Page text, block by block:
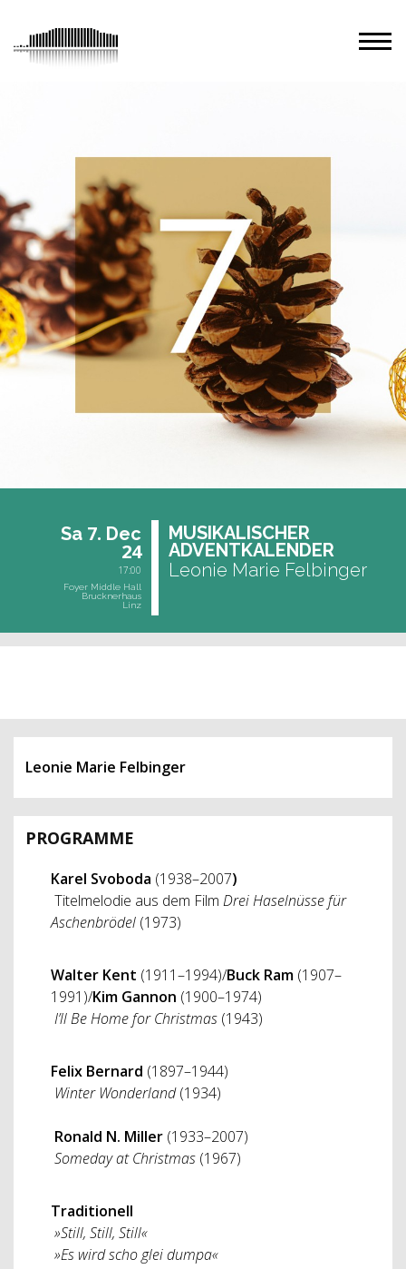
Sa 7. Dec
24
17:00
Foyer Middle Hall
Brucknerhaus
Linz
MU­SI­KA­LI­SCHER
AD­VENT­KA­LEN­DER
Leonie Marie Felbinger
Leonie Marie Felbinger
PROGRAMME
Karel Svoboda (1938–2007)
Titelmelodie aus dem Film Drei Haselnüsse für
Aschenbrödel (1973)
Walter Kent (1911–1994)/Buck Ram (1907–
1991)/Kim Gannon (1900–1974)
I’ll Be Home for Christmas (1943)
Felix Bernard (1897–1944)
Winter Wonderland(1934)
Ronald N. Miller (1933–2007)
Someday at Christmas (1967)
Traditionell
»Still, Still, Still«
»Es wird scho glei dumpa«